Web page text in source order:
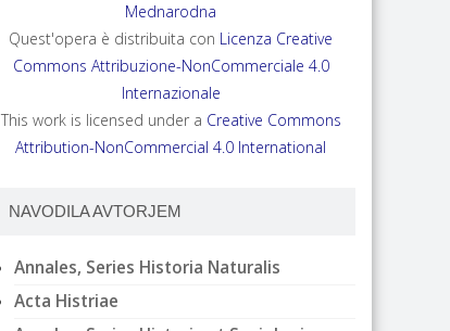
Mednarodna
Quest'opera è distribuita con Licenza Creative
Commons Attribuzione-NonCommerciale 4.0
Internazionale
This work is licensed under a Creative Commons
Attribution-NonCommercial 4.0 International
NAVODILA AVTORJEM
Annales, Series Historia Naturalis
Acta Histriae